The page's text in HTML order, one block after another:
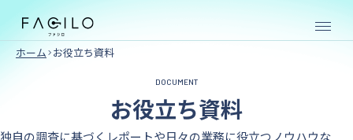
ホーム お役立ち資料
DOCUMENT
お役立ち資料